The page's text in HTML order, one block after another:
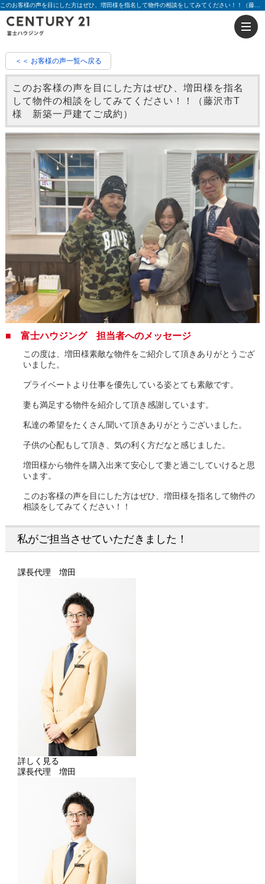
＜＜ お客様の声一覧へ戻る
このお客様の声を目にした方はぜひ、増田様を指名
して物件の相談をしてみてください！！（藤沢市T
様 新築一戸建てご成約）
■ 富士ハウジング 担当者へのメッセージ
この度は、増田様素敵な物件をご紹介して頂きありがとうござ
いました。
プライベートより仕事を優先している姿とても素敵です。
妻も満足する物件を紹介して頂き感謝しています。
私達の希望をたくさん聞いて頂きありがとうございました。
子供の心配もして頂き、気の利く方だなと感じました。
増田様から物件を購入出来て安心して妻と過ごしていけると思
います。
このお客様の声を目にした方はぜひ、増田様を指名して物件の
相談をしてみてください！！
私がご担当させていただきました！
課長代理 増田
詳しく見る
課長代理 増田